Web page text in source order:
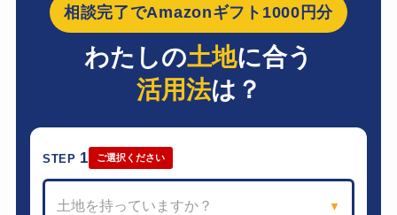
相談完了でAmazonギフト1000円分
わたしの土地に合う
活用法は？
STEP 1 ご選択ください
土地を持っていますか？ ▼